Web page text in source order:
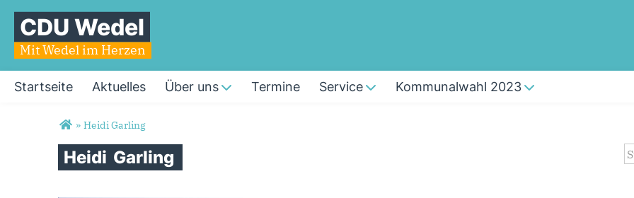
CDU Wedel
Mit Wedel im Herzen
Startseite Aktuelles Über uns Termine Service Kommunalwahl 2023
Sie sind hier
» Heidi Garling
Heidi Garling